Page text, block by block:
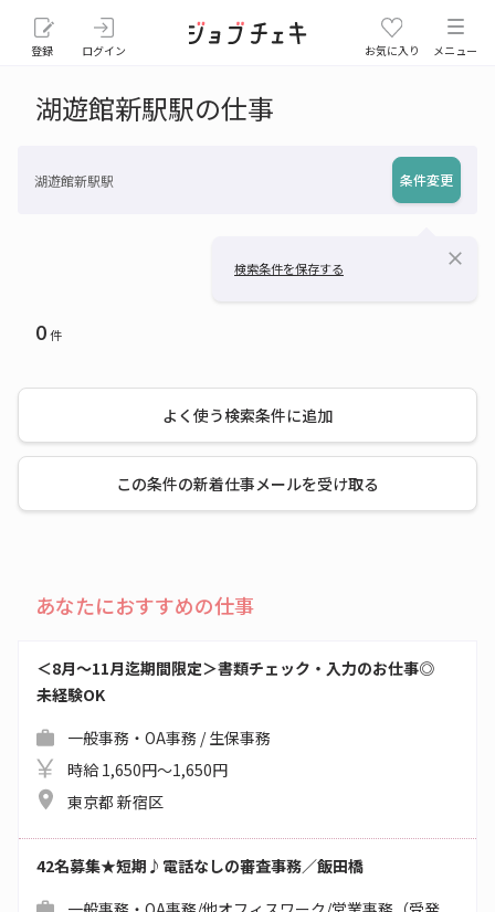
登録 ログイン お気に入り メニュー
湖遊館新駅駅の仕事
湖遊館新駅駅 条件変更
検索条件を保存する close
0件
よく使う検索条件に追加
この条件の新着仕事メールを受け取る
あなたにおすすめの仕事
＜8月～11月迄期間限定＞書類チェック・入力のお仕事◎
未経験OK
一般事務・OA事務 / 生保事務
時給 1,650円～1,650円
東京都 新宿区
42名募集★短期♪電話なしの審査事務／飯田橋